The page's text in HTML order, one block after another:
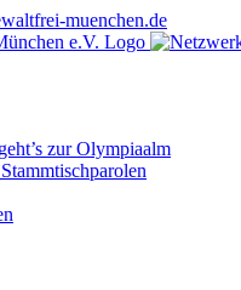
muenchen.de
zur Olympiaalm